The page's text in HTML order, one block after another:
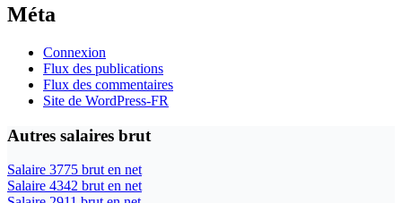
Méta
Connexion
Flux des publications
Flux des commentaires
Site de WordPress-FR
Autres salaires brut
Salaire 3775 brut en net
Salaire 4342 brut en net